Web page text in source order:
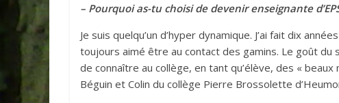
– Pourquoi as-tu choisi de devenir enseignante
Je suis quelqu’un d’hyper dynamique. J’ai fait dix
toujours aimé être au contact des gamins. Le goût du
de connaître au collège, en tant qu’élève, des «
Béguin et Colin du collège Pierre Brossolette